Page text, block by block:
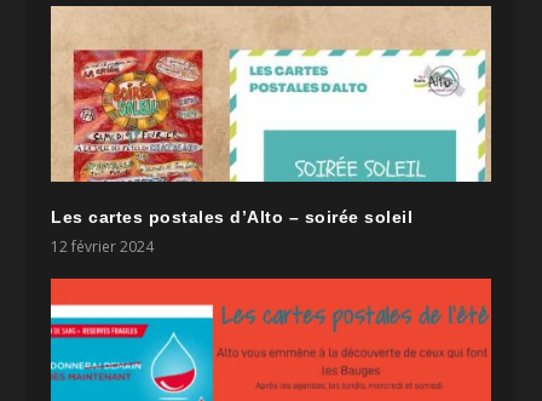
Les cartes postales d’Alto – soirée soleil
12 février 2024